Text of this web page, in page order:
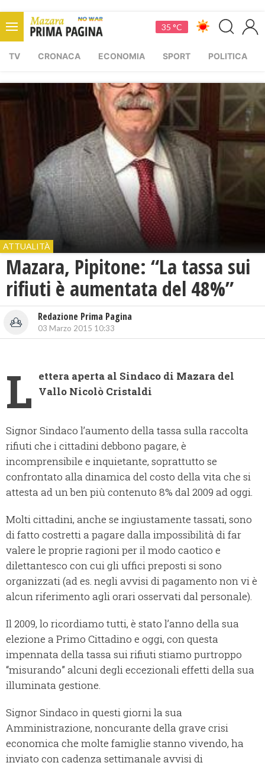
35 °C
TV CRONACA ECONOMIA SPORT POLITICA
ATTUALITÀ
Mazara, Pipitone: “La tassa sui
rifiuti è aumentata del 48%”
Redazione Prima Pagina
03 Marzo 2015 10:33
L ettera aperta al Sindaco di Mazara del
Vallo Nicolò Cristaldi
Signor Sindaco l’aumento della tassa sulla raccolta
rifiuti che i cittadini debbono pagare, è
incomprensibile e inquietante, soprattutto se
confrontato alla dinamica del costo della vita che si
attesta ad un ben più contenuto 8% dal 2009 ad oggi.
Molti cittadini, anche se ingiustamente tassati, sono
di fatto costretti a pagare dalla impossibilità di far
valere le proprie ragioni per il modo caotico e
dilettantesco con cui gli uffici preposti si sono
organizzati (ad es. negli avvisi di pagamento non vi è
alcun riferimento agli orari osservati dal personale).
Il 2009, lo ricordiamo tutti, è stato l’anno della sua
elezione a Primo Cittadino e oggi, con questa
impennata della tassa sui rifiuti stiamo purtroppo
“misurando” alcuni degli eccezionali effetti della sua
illuminata gestione.
Signor Sindaco in questi giorni la sua
Amministrazione, noncurante della grave crisi
economica che molte famiglie stanno vivendo, ha
inviato con cadenza settimanale avvisi di